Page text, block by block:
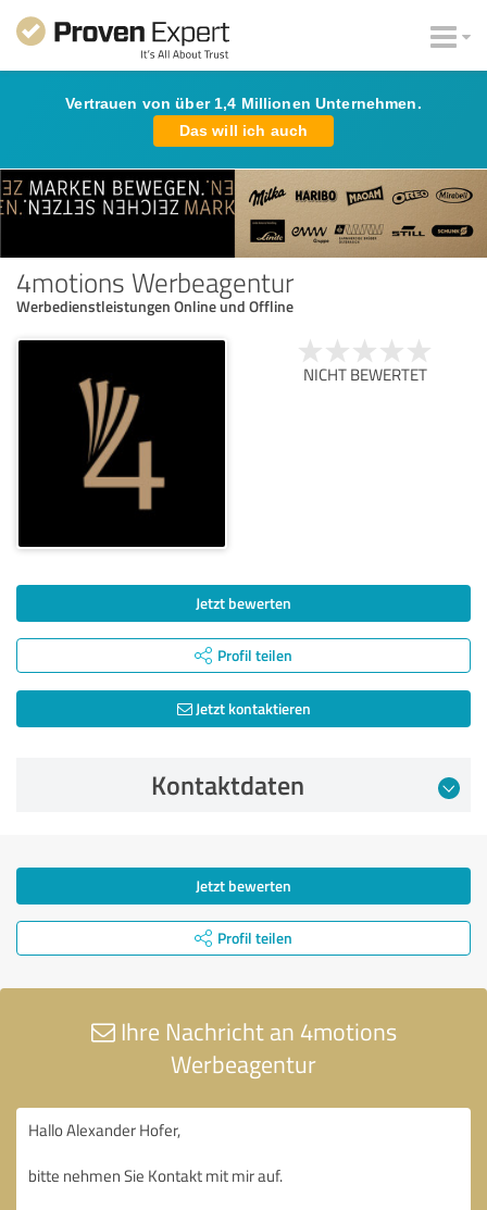
Vertrauen von über 1,4 Millionen Unternehmen.
Das will ich auch
4motions Werbeagentur
Werbedienstleistungen Online und Offline
NICHT BEWERTET
Jetzt bewerten
Profil teilen
Jetzt kontaktieren
Kontaktdaten
Jetzt bewerten
Profil teilen
Ihre Nachricht an 4motions
Werbeagentur